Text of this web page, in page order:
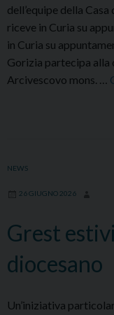
dell’equipe della
riceve in Curia su
in Curia su
Gorizia partecipa alla
Arcivescovo mons. …
NEWS
26 GIUGNO 2026
Grest
diocesano
Un’iniziativa